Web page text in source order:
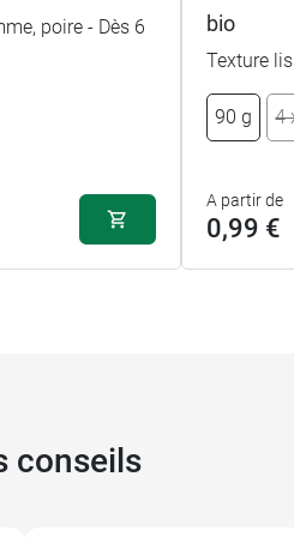
poire - Dès 6
bio
Texture
90 g 4
A partir de
0,99 €
conseils